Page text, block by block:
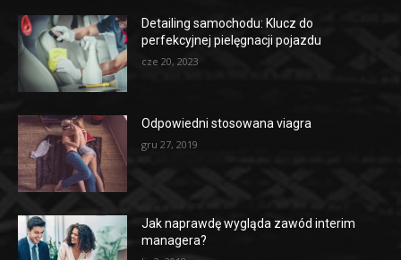
Detailing samochodu: Klucz do
perfekcyjnej pielęgnacji pojazdu
cze 20, 2023
Odpowiedni stosowana viagra
gru 27, 2019
Jak naprawdę wygląda zawód interim
managera?